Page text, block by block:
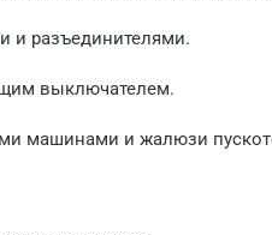
и разъединителями.
выключателем.
машинами и жалюзи